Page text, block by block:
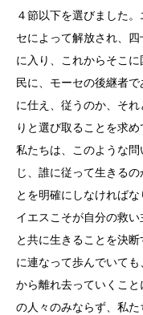
４節以下を選びました
セによって解放され、
に入り、これからそこ
民に、モーセの後継者
に仕え、従うのか、そ
りと選び取ることを求
私たちは、このような
じ、誰に従って生きる
とを明確にしなければ
イエスこそが自分の救
と共に生きることを決
に連なって歩んでいて
から離れ去っていくこ
の人々のみならず、私